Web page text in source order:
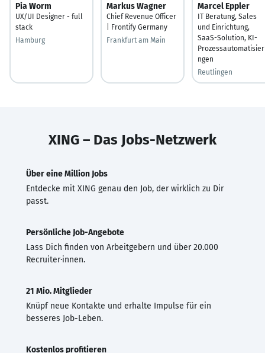
Pia Worm
UX/UI Designer - full
stack
Hamburg
Markus Wagner
Chief Revenue Officer
| Frontify Germany
Frankfurt am Main
Marcel Eppler
IT Beratung, Sales
und Einrichtung,
SaaS-Solution, KI-
ngen
Reutlingen
XING – Das Jobs-Netzwerk
Über eine Million Jobs
Entdecke mit XING genau den Job, der wirklich zu Dir
passt.
Persönliche Job-Angebote
Lass Dich finden von Arbeitgebern und über 20.000
Recruiter·innen.
21 Mio. Mitglieder
Knüpf neue Kontakte und erhalte Impulse für ein
besseres Job-Leben.
Kostenlos profitieren